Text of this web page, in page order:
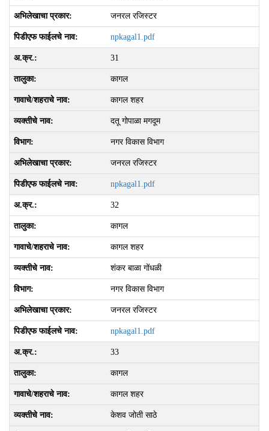
जनरल रजिस्टर
npkagal1.pdf
31
कागल
कागल शहर
दतू गोपाळा मगदूम
नगर विकास विभाग
जनरल रजिस्टर
npkagal1.pdf
32
कागल
कागल शहर
शंकर बाळा गोंधळी
नगर विकास विभाग
जनरल रजिस्टर
npkagal1.pdf
33
कागल
कागल शहर
केशव जोती साठे